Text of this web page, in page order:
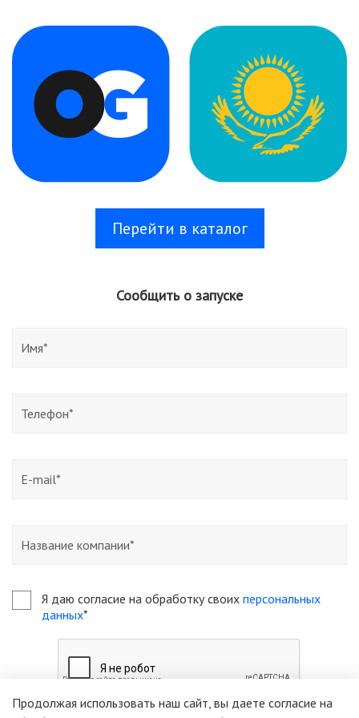
Перейти в каталог
Сообщить о запуске
Я даю согласие на обработку своих персональных
данных*
Продолжая использовать наш сайт, вы даете согласие на